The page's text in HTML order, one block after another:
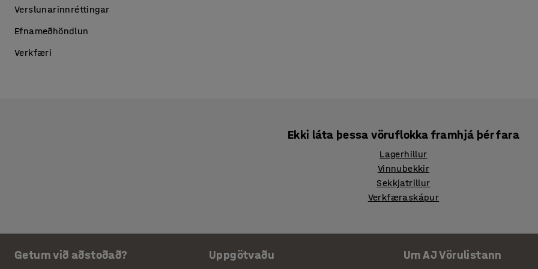
Verslunarinnréttingar
Efnameðhöndlun
Verkfæri
Ekki láta þessa vöruflokka framhjá þér fara
Lagerhillur
Vinnubekkir
Sekkjatrillur
Verkfæraskápur
Getum við aðstoðað? Uppgötvaðu Um AJ Vörulistann